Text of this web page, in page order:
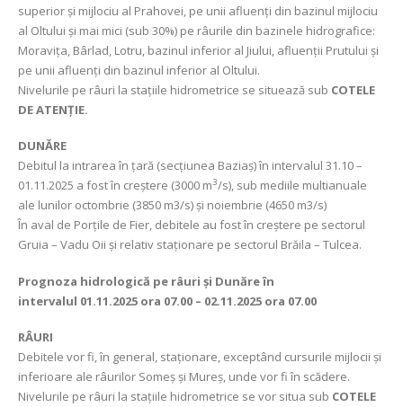
superior și mijlociu al Prahovei, pe unii afluenți din bazinul mijlociu
al Oltului și mai mici (sub 30%) pe râurile din bazinele hidrografice:
Moravița, Bârlad, Lotru, bazinul inferior al Jiului, afluenții Prutului și
pe unii afluenți din bazinul inferior al Oltului.
Nivelurile pe râuri la stațiile hidrometrice se situează sub COTELE
DE ATENȚIE.
DUNĂRE
Debitul la intrarea în țară (secțiunea Baziaș) în intervalul 31.10 –
01.11.2025 a fost în creștere (3000 m3/s), sub mediile multianuale
ale lunilor octombrie (3850 m3/s) și noiembrie (4650 m3/s)
În aval de Porțile de Fier, debitele au fost în creștere pe sectorul
Gruia – Vadu Oii și relativ staționare pe sectorul Brăila – Tulcea.
Prognoza hidrologică pe râuri și Dunăre în
intervalul 01.11.2025 ora 07.00 – 02.11.2025 ora 07.00
RÂURI
Debitele vor fi, în general, staționare, exceptând cursurile mijlocii și
inferioare ale râurilor Someș și Mureș, unde vor fi în scădere.
Nivelurile pe râuri la stațiile hidrometrice se vor situa sub COTELE